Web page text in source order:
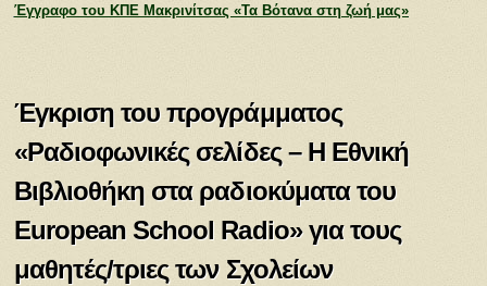
Έγγραφο του ΚΠΕ Μακρινίτσας «Τα Βότανα στη ζωή μας»
Έγκριση του προγράμματος
«Ραδιοφωνικές σελίδες – Η Εθνική
Βιβλιοθήκη στα ραδιοκύματα του
European School Radio» για τους
μαθητές/τριες των Σχολείων